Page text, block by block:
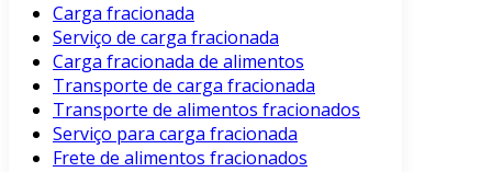
Carga fracionada
Serviço de carga fracionada
Carga fracionada de alimentos
Transporte de carga fracionada
Transporte de alimentos fracionados
Serviço para carga fracionada
Frete de alimentos fracionados